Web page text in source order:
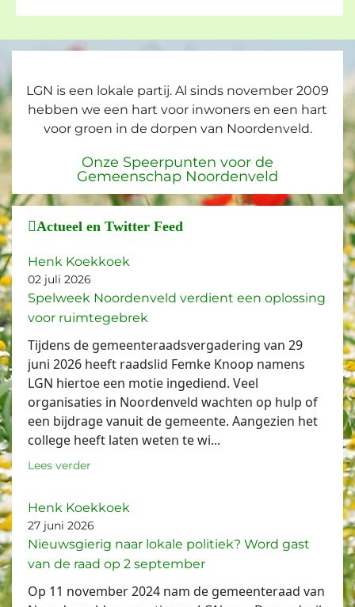
LGN is een lokale partij. Al sinds november 2009
hebben we een hart voor inwoners en een hart
voor groen in de dorpen van Noordenveld.
Onze Speerpunten voor de
Gemeenschap Noordenveld
Actueel en Twitter Feed
Henk Koekkoek
02 juli 2026
Spelweek Noordenveld verdient een oplossing
voor ruimtegebrek
Tijdens de gemeenteraadsvergadering van 29
juni 2026 heeft raadslid Femke Knoop namens
LGN hiertoe een motie ingediend. Veel
organisaties in Noordenveld wachten op hulp of
een bijdrage vanuit de gemeente. Aangezien het
college heeft laten weten te wi...
Lees verder
Henk Koekkoek
27 juni 2026
Nieuwsgierig naar lokale politiek? Word gast
van de raad op 2 september
Op 11 november 2024 nam de gemeenteraad van